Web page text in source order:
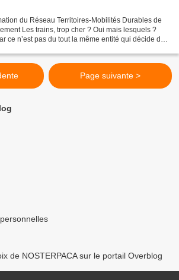
du Réseau Territoires-Mobilités Durables de
Les trains, trop cher ? Oui mais lesquels ?
ce n’est pas du tout la même entité qui décide des
Page suivante >
de NOSTERPACA sur le portail Overblog